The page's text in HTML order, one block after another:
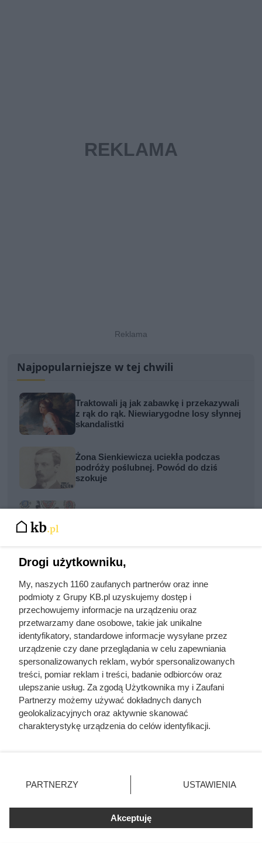
Najpopularniejsze w tej chwili
Traktowali ją jak zabawkę i przekazywali
z rąk do rąk. Niewiarygodne losy słynnej
skandalistki
Żona Sienkiewicza uciekła podczas
podróży poślubnej. Powód do dziś
szokuje
Zdrady z obojgiem płci i romans z
toksycznym związkiem w historii sztuki
Zrobili z żony cesarza „nierządnicę” i
przypisali jej 25 mężczyzn jednej nocy.
Tak Rzym pozbył się zbyt ambitnej
kobiety
Czytaj także:
Cennik gładzi gipsowej i szpachlowania ścian w
Cennik instalacji elektrycznych - jaka cena za
Drogi użytkowniku,
My, naszych 1160 zaufanych partnerów oraz inne
podmioty z Grupy KB.pl uzyskujemy dostęp i
przechowujemy informacje na urządzeniu oraz
przetwarzamy dane osobowe, takie jak unikalne
identyfikatory, standardowe informacje wysyłane przez
urządzenie czy dane przeglądania w celu zapewniania
spersonalizowanych reklam, wybór spersonalizowanych
treści, pomiar reklam i treści, badanie odbiorców oraz
ulepszanie usług. Za zgodą Użytkownika my i Zaufani
Partnerzy możemy używać dokładnych danych
geolokalizacyjnych oraz aktywnie skanować
charakterystykę urządzenia do celów identyfikacji.
zmienić/wycofać klikając przycisk ustawień prywatności
znajdujący się w lewym dolnym rogu strony. Niektóre
użytkownika, ale masz prawo sprzeciwić się takiemu
przetwarzaniu. Preferencje będą miały zastosowania tylko
PARTNERZY USTAWIENIA
Akceptuję